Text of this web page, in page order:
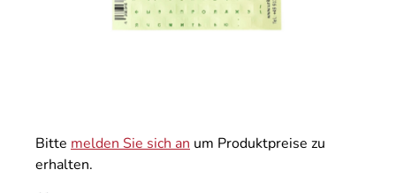
Bitte melden Sie sich an um Produktpreise zu
erhalten.